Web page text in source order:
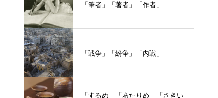
「筆者」「著者」「作者」
「戦争」「紛争」「内戦」
「するめ」「あたりめ」「さきい